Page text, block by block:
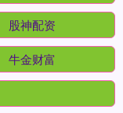
股神配资
牛金财富